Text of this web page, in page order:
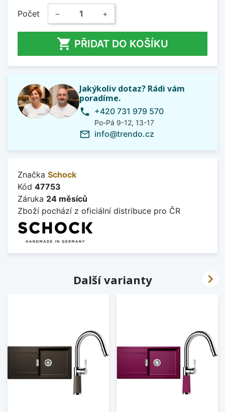
Počet − +
 PŘIDAT DO KOŠÍKU
Jakýkoliv dotaz? Rádi vám
poradíme.
phone +420 731 979 570
Po-Pá 9-12, 13-17
mail_outline info@trendo.cz
Značka Schock
Kód 47753
Záruka 24 měsíců
Zboží pochází z oficiální distribuce pro ČR
Další varianty 